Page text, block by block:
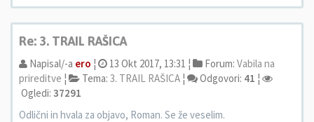
Re: 3. TRAIL RAŠICA
Napisal/-a ero ¦ 13 Okt 2017, 13:31 ¦ Forum: Vabila na
prireditve ¦ Tema: 3. TRAIL RAŠICA ¦ Odgovori: 41 ¦
Ogledi: 37291
Odlični in hvala za objavo, Roman. Se že veselim.